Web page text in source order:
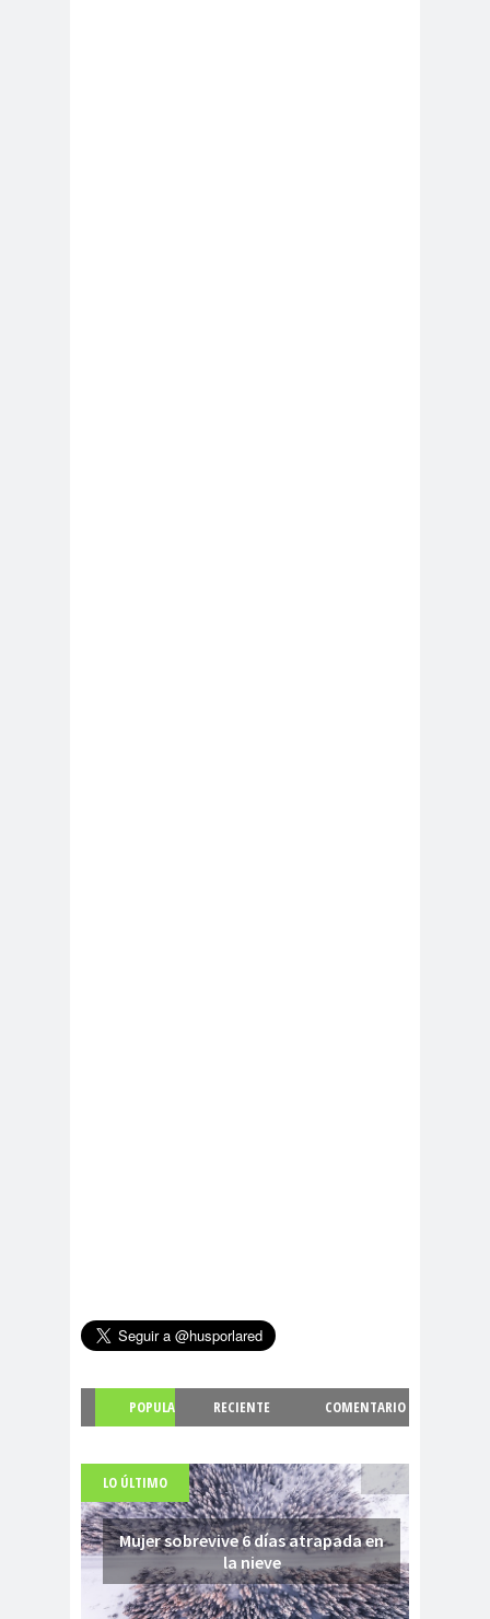
POPULA
RECIENTE
COMENTARIO
LO ÚLTIMO
Mujer sobrevive 6 días atrapada en
la nieve